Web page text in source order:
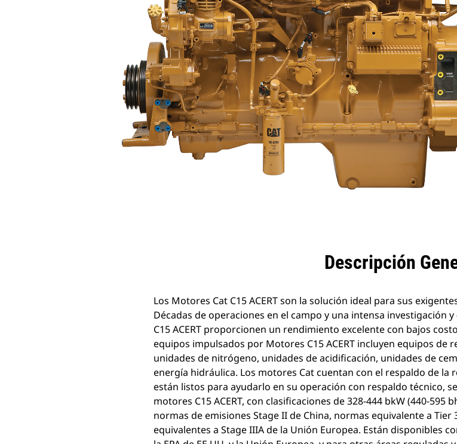
Descripción
Los Motores Cat C15 ACERT son la solución ideal para sus
Décadas de operaciones en el campo y una intensa investigación
C15 ACERT proporcionen un rendimiento excelente con bajos
equipos impulsados por Motores C15 ACERT incluyen equipos de
unidades de nitrógeno, unidades de acidificación, unidades de
energía hidráulica. Los motores Cat cuentan con el respaldo de
están listos para ayudarlo en su operación con respaldo técnico,
motores C15 ACERT, con clasificaciones de 328-444 bkW (440-595
normas de emisiones Stage II de China, normas equivalente a Tier
equivalentes a Stage IIIA de la Unión Europea. Están disponibles